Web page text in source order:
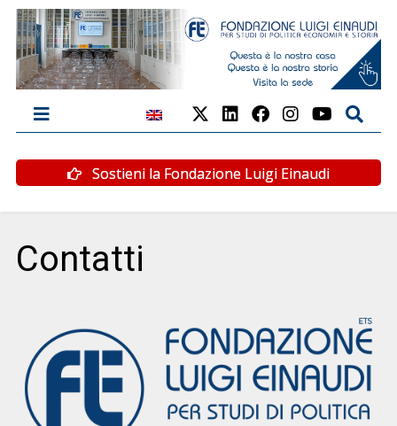
Sostieni la Fondazione Luigi Einaudi
Contatti